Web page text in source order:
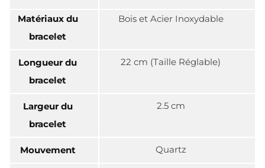
Matériaux du
bracelet
Bois et Acier Inoxydable
Longueur du
bracelet
22 cm (Taille Réglable)
Largeur du
bracelet
2.5 cm
Mouvement Quartz